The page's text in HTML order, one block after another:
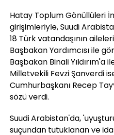
Hatay Toplum Gönüllüleri
girişimleriyle, Suudi
18 Türk vatandaşının
Başbakan Yardımcısı ile
Başbakan Binali Yıldırım'a
Milletvekili Fevzi Şanverdi
Cumhurbaşkanı Recep
sözü verdi.
Suudi Arabistan'da,
suçundan tutuklanan ve